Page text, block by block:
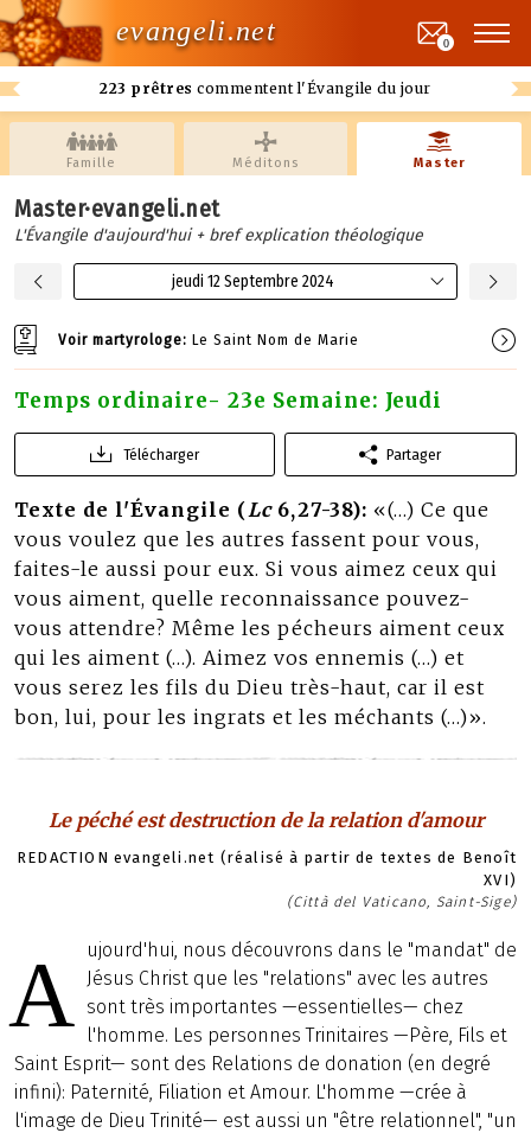
evangeli.net
223 prêtres commentent l'Évangile du jour
0
Famille Méditons Master
Master·evangeli.net
L'Évangile d'aujourd'hui + bref explication théologique
jeudi 12 Septembre 2024
Voir martyrologe: Le Saint Nom de Marie
Temps ordinaire- 23e Semaine: Jeudi
Télécharger Partager
Texte de l'Évangile (Lc6,27-38): «(…) Ce que
vous voulez que les autres fassent pour vous,
faites-le aussi pour eux. Si vous aimez ceux qui
vous aiment, quelle reconnaissance pouvez-
vous attendre? Même les pécheurs aiment ceux
qui les aiment (…). Aimez vos ennemis (…) et
vous serez les fils du Dieu très-haut, car il est
bon, lui, pour les ingrats et les méchants (…)».
Le péché est destruction de la relation d'amour
REDACTION evangeli.net (réalisé à partir de textes de Benoît
XVI)
(Città del Vaticano, Saint-Sige)
A
ujourd'hui, nous découvrons dans le "mandat" de
Jésus Christ que les "relations" avec les autres
sont très importantes —essentielles— chez
l'homme. Les personnes Trinitaires —Père, Fils et
Saint Esprit— sont des Relations de donation (en degré
infini): Paternité, Filiation et Amour. L'homme —crée à
l'image de Dieu Trinité— est aussi un "être relationnel", "un